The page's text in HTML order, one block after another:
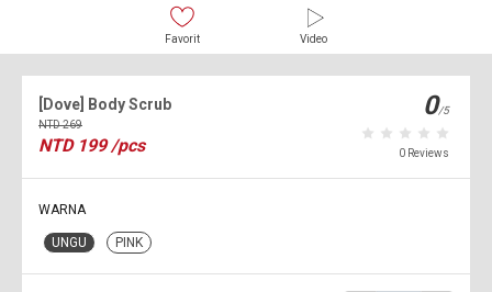
Favorit Video
[Dove] Body Scrub
NTD269
NTD 199 /pcs
0/5
0 Reviews
WARNA
UNGU PINK